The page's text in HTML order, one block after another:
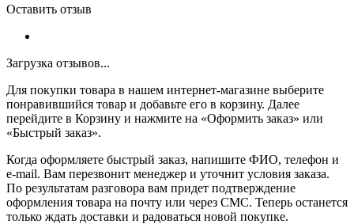
Оставить отзыв
Загрузка отзывов...
Для покупки товара в нашем интернет-магазине выберите
понравившийся товар и добавьте его в корзину. Далее
перейдите в Корзину и нажмите на «Оформить заказ» или
«Быстрый заказ».
Когда оформляете быстрый заказ, напишите ФИО, телефон и
e-mail. Вам перезвонит менеджер и уточнит условия заказа.
По результатам разговора вам придет подтверждение
оформления товара на почту или через СМС. Теперь останется
только ждать доставки и радоваться новой покупке.